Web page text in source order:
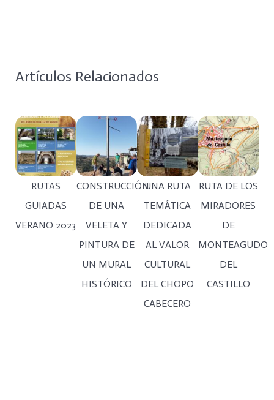
Artículos Relacionados
RUTAS
GUIADAS
VERANO 2023
CONSTRUCCIÓN
DE UNA
VELETA Y
PINTURA DE
UN MURAL
HISTÓRICO
UNA RUTA
TEMÁTICA
DEDICADA
AL VALOR
CULTURAL
DEL CHOPO
CABECERO
RUTA DE LOS
MIRADORES
DE
MONTEAGUDO
DEL
CASTILLO